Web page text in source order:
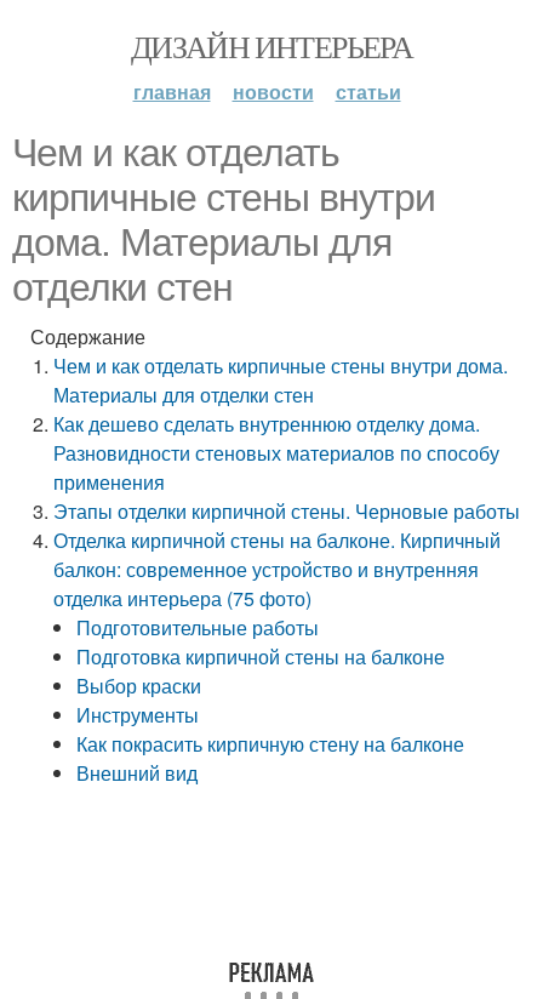
ДИЗАЙН ИНТЕРЬЕРА
главная новости статьи
Чем и как отделать
кирпичные стены внутри
дома. Материалы для
отделки стен
Содержание
Чем и как отделать кирпичные стены внутри дома.
Материалы для отделки стен
Как дешево сделать внутреннюю отделку дома.
Разновидности стеновых материалов по способу
применения
Этапы отделки кирпичной стены. Черновые работы
Отделка кирпичной стены на балконе. Кирпичный
балкон: современное устройство и внутренняя
отделка интерьера (75 фото)
Подготовительные работы
Подготовка кирпичной стены на балконе
Выбор краски
Инструменты
Как покрасить кирпичную стену на балконе
Внешний вид